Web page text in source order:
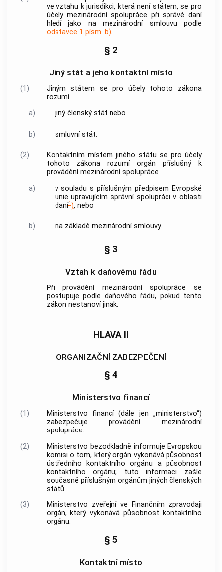
ve vztahu k jurisdikci, která není státem, se pro
účelymezinárodní spolupráce při správě daní
hledí jako na mezinárodní smlouvu podle
odstavce 1 písm. b).
§ 2
Jiný stát a jeho kontaktní místo
(1)
Jiným státem se pro účely tohoto zákona
rozumí
a)
jiný členský stát nebo
b) smluvní stát.
(2) Kontaktním místem jiného státu se pro účely
tohoto zákona rozumí orgán příslušný k
prováděnímezinárodní spolupráce
a)
v souladu s příslušným předpisem Evropské
unie upravujícím správní spolupráci v oblasti
daní1), nebo
b) na základě mezinárodní smlouvy.
§ 3
Vztah k daňovému řádu
Při provádění mezinárodní spolupráce se
postupuje podle daňového řádu, pokud tento
zákon nestanoví jinak.
HLAVA II
ORGANIZAČNÍ ZABEZPEČENÍ
§ 4
Ministerstvo financí
(1)
Ministerstvo financí (dále jen „ministerstvo“)
zabezpečuje provádění mezinárodní
spolupráce.
(2)
Ministerstvo bezodkladně informuje Evropskou
komisi o tom, který orgán vykonává působnost
ústředního kontaktního orgánu a působnost
kontaktního orgánu; tutoinformaci zašle
současně příslušným orgánům jiných členských
států.
(3)
Ministerstvo zveřejní ve Finančním zpravodaji
orgán, který vykonává působnost kontaktního
orgánu.
§ 5
Kontaktní místo